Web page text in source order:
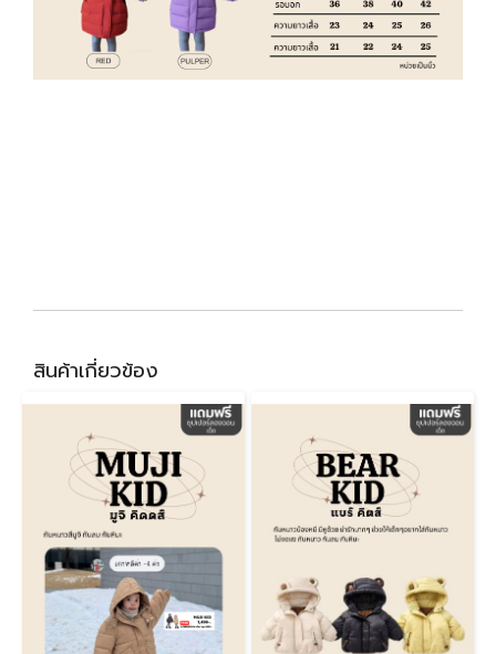
สินค้าเกี่ยวข้อง